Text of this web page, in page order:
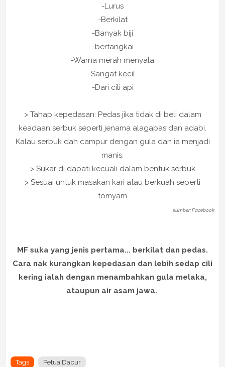
-Lurus
-Berkilat
-Banyak biji
-bertangkai
-Warna merah menyala
-Sangat kecil
-Dari cili api
> Tahap kepedasan: Pedas jika tidak di beli dalam
keadaan serbuk seperti jenama alagapas dan adabi.
Kalau serbuk dah campur dengan gula dan ia menjadi
manis.
> Sukar di dapati kecuali dalam bentuk serbuk
> Sesuai untuk masakan kari atau berkuah seperti
tomyam
sumber: Facebook
MF suka yang jenis pertama... berkilat dan pedas.
Cara nak kurangkan kepedasan dan lebih sedap cili
kering ialah dengan menambahkan gula melaka,
ataupun air asam jawa.
Tags Petua Dapur